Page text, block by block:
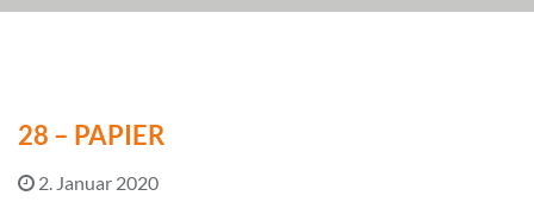
28 – PAPIER
2. Januar 2020